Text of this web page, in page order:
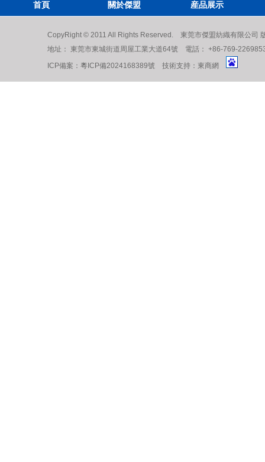
首頁 關於傑盟 産品展示
CopyRight © 2011 All Rights Reserved. 東莞市傑盟紡織有限公司
地址： 東莞市東城街道周屋工業大道64號 電話： +86-769-
ICP備案： 粵ICP備2024168389號 技術支持： 東商網